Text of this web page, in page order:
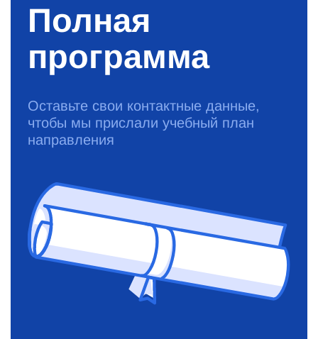
Полная
программа
Оставьте свои контактные данные,
чтобы мы прислали учебный план
направления